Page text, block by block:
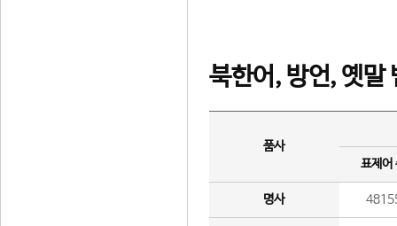
북한어, 방언, 옛말
품사
표제어
명사